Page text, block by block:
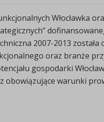
Włocławka
2007-2013 została
oraz branże
gospodarki
obowiązujące warunki